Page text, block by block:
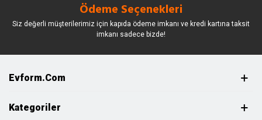
Ödeme Seçenekleri
Siz değerli müşterilerimiz için kapıda ödeme imkanı ve kredi kartına taksit
imkanı sadece bizde!
Evform.com
Kategoriler